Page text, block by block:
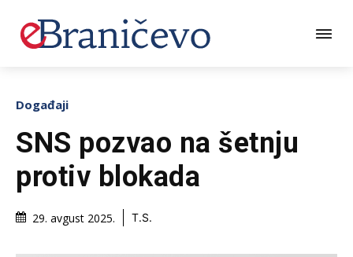
Događaji
SNS pozvao na šetnju
protiv blokada
29. avgust 2025. T.S.